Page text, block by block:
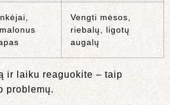
Vengti mėsos,
riebalų, ligotų
augalų
ir laiku reaguokite – taip
problemų.